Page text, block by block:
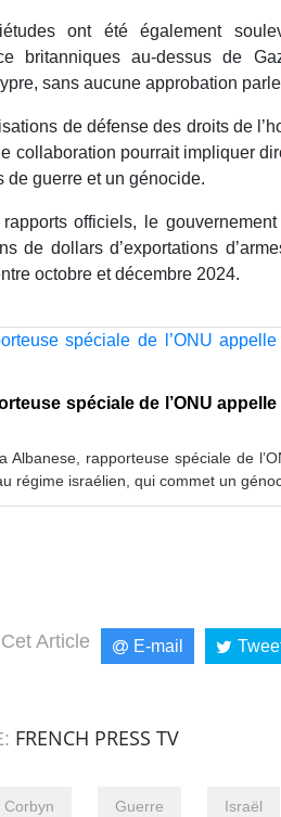
ont été également
britanniques au-dessus de
sans aucune approbation
de défense des droits de
collaboration pourrait impliquer
de guerre et un génocide.
officiels, le
de dollars d’exportations
octobre et décembre 2024.
spéciale de l’ONU
Albanese, rapporteuse spéciale de
régime israélien, qui commet un
Article E-mail
FRENCH PRESS TV
Corbyn Guerre Israël